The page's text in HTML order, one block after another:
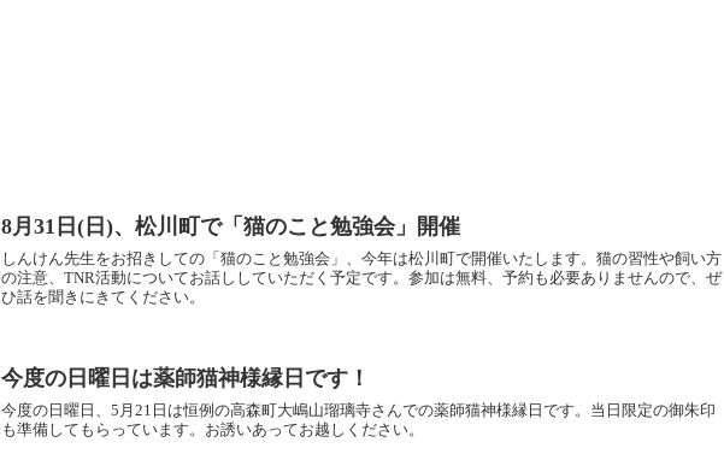
8月31日(日)、松川町で「猫のこと勉強会」開催
しんけん先生をお招きしての「猫のこと勉強会」、今年は松川町で開催いたします。猫の習性や飼い方
の注意、TNR活動についてお話ししていただく予定です。参加は無料、予約も必要ありませんので、ぜ
ひ話を聞きにきてください。
今度の日曜日は薬師猫神様縁日です！
今度の日曜日、5月21日は恒例の高森町大嶋山瑠璃寺さんでの薬師猫神様縁日です。当日限定の御朱印
も準備してもらっています。お誘いあってお越しください。